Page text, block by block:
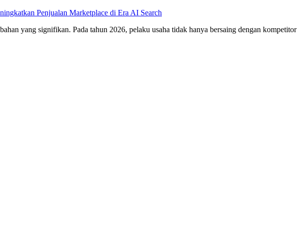
Penjualan Marketplace di Era AI Search
yang signifikan. Pada tahun 2026, pelaku usaha tidak hanya bersaing dengan kompetitor